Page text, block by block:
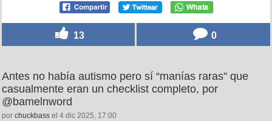
13 0
Antes no había autismo pero sí “manías raras” que
casualmente eran un checklist completo, por
@bamelnword
por chuckbass el 4 dic 2025, 17:00